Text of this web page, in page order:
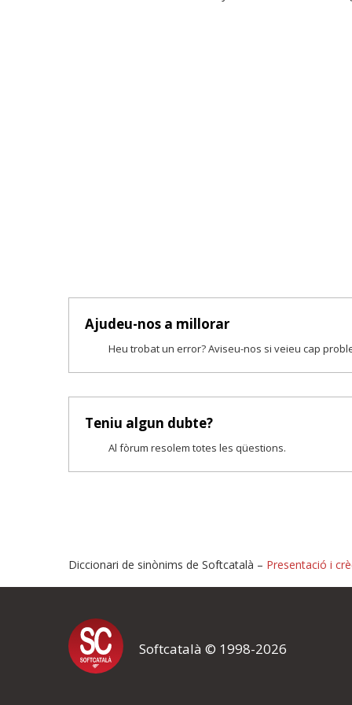
Ajudeu-nos a millorar
Heu trobat un error? Aviseu-nos si veieu cap
Teniu algun dubte?
Al fòrum resolem totes les qüestions.
Proposeu-nos millores
Si heu trobat un error o voleu proposar alguna millora, ompliu els
proposeu o l'error del qual voleu informar-nos.
Diccionari de sinònims de Softcatalà – Presentació i
Softcatalà © 1998-2026